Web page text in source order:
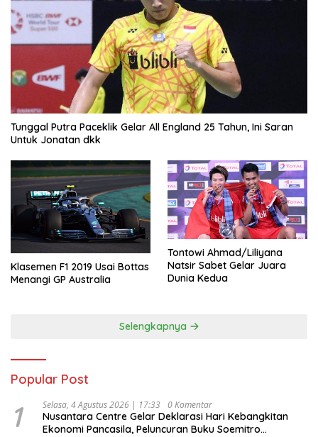
Tunggal Putra Paceklik Gelar All England 25 Tahun, Ini Saran
Untuk Jonatan dkk
Klasemen F1 2019 Usai Bottas
Menangi GP Australia
Tontowi Ahmad/Liliyana
Natsir Sabet Gelar Juara
Dunia Kedua
Selengkapnya
Popular Post
1 Selasa, 4 Agustus 2026 | 17:33 0 Komentar
Nusantara Centre Gelar Deklarasi Hari Kebangkitan
Ekonomi Pancasila, Peluncuran Buku Soemitro